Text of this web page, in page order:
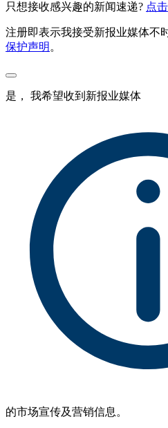
只想接收感兴趣的新闻速递? 点击
注册即表示我接受新报业媒体不
保护声明 。
是， 我希望收到新报业媒体
的市场宣传及营销信息。